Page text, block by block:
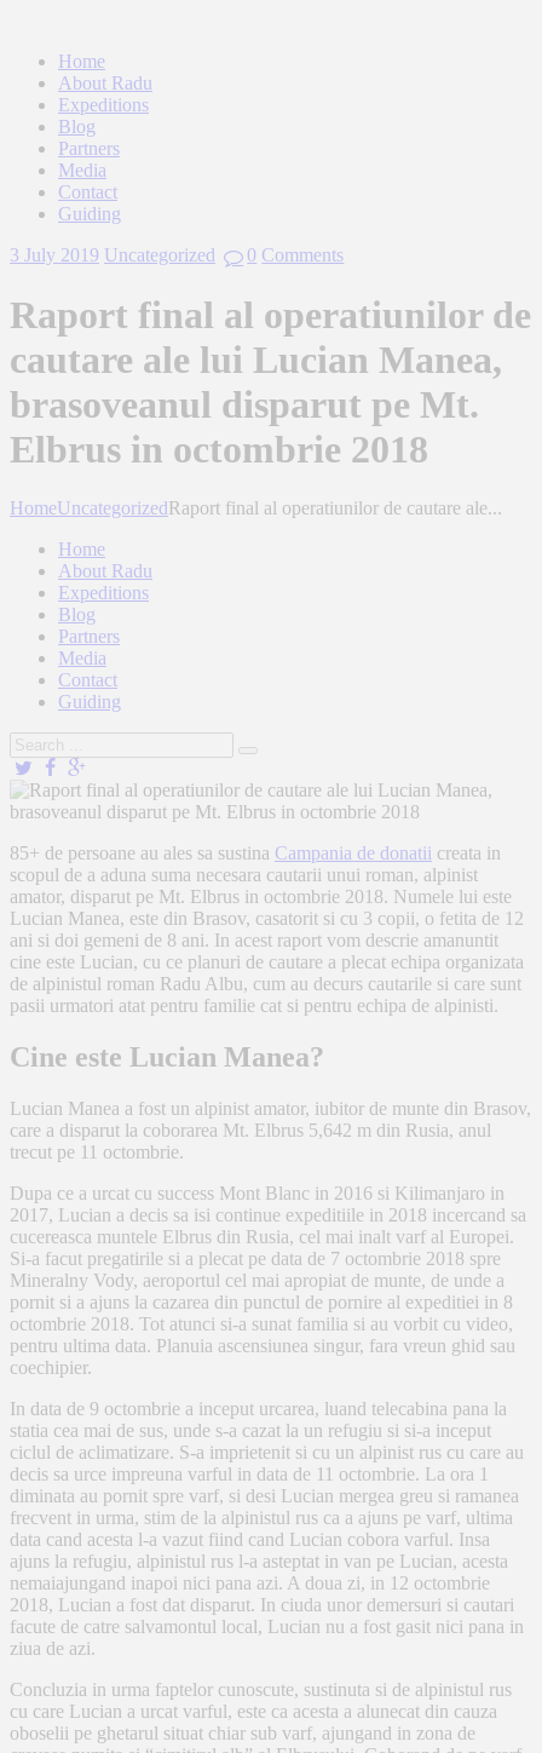
Home
About Radu
Expeditions
Blog
Partners
Media
Contact
Guiding
3 July 2019 Uncategorized 0 Comments
Raport final al operatiunilor de
cautare ale lui Lucian Manea,
brasoveanul disparut pe Mt.
Elbrus in octombrie 2018
HomeUncategorizedRaport final al operatiunilor de cautare ale...
Home
About Radu
Expeditions
Blog
Partners
Media
Contact
Guiding
85+ de persoane au ales sa sustina Campania de donatii creata in
scopul de a aduna suma necesara cautarii unui roman, alpinist
amator, disparut pe Mt. Elbrus in octombrie 2018. Numele lui este
Lucian Manea, este din Brasov, casatorit si cu 3 copii, o fetita de 12
ani si doi gemeni de 8 ani. In acest raport vom descrie amanuntit
cine este Lucian, cu ce planuri de cautare a plecat echipa organizata
de alpinistul roman Radu Albu, cum au decurs cautarile si care sunt
pasii urmatori atat pentru familie cat si pentru echipa de alpinisti.
Cine este Lucian Manea?
Lucian Manea a fost un alpinist amator, iubitor de munte din Brasov,
care a disparut la coborarea Mt. Elbrus 5,642 m din Rusia, anul
trecut pe 11 octombrie.
Dupa ce a urcat cu success Mont Blanc in 2016 si Kilimanjaro in
2017, Lucian a decis sa isi continue expeditiile in 2018 incercand sa
cucereasca muntele Elbrus din Rusia, cel mai inalt varf al Europei.
Si-a facut pregatirile si a plecat pe data de 7 octombrie 2018 spre
Mineralny Vody, aeroportul cel mai apropiat de munte, de unde a
pornit si a ajuns la cazarea din punctul de pornire al expeditiei in 8
octombrie 2018. Tot atunci si-a sunat familia si au vorbit cu video,
pentru ultima data. Planuia ascensiunea singur, fara vreun ghid sau
coechipier.
In data de 9 octombrie a inceput urcarea, luand telecabina pana la
statia cea mai de sus, unde s-a cazat la un refugiu si si-a inceput
ciclul de aclimatizare. S-a imprietenit si cu un alpinist rus cu care au
decis sa urce impreuna varful in data de 11 octombrie. La ora 1
diminata au pornit spre varf, si desi Lucian mergea greu si ramanea
frecvent in urma, stim de la alpinistul rus ca a ajuns pe varf, ultima
data cand acesta l-a vazut fiind cand Lucian cobora varful. Insa
ajuns la refugiu, alpinistul rus l-a asteptat in van pe Lucian, acesta
nemaiajungand inapoi nici pana azi. A doua zi, in 12 octombrie
2018, Lucian a fost dat disparut. In ciuda unor demersuri si cautari
facute de catre salvamontul local, Lucian nu a fost gasit nici pana in
ziua de azi.
Concluzia in urma faptelor cunoscute, sustinuta si de alpinistul rus
cu care Lucian a urcat varful, este ca acesta a alunecat din cauza
oboselii pe ghetarul situat chiar sub varf, ajungand in zona de